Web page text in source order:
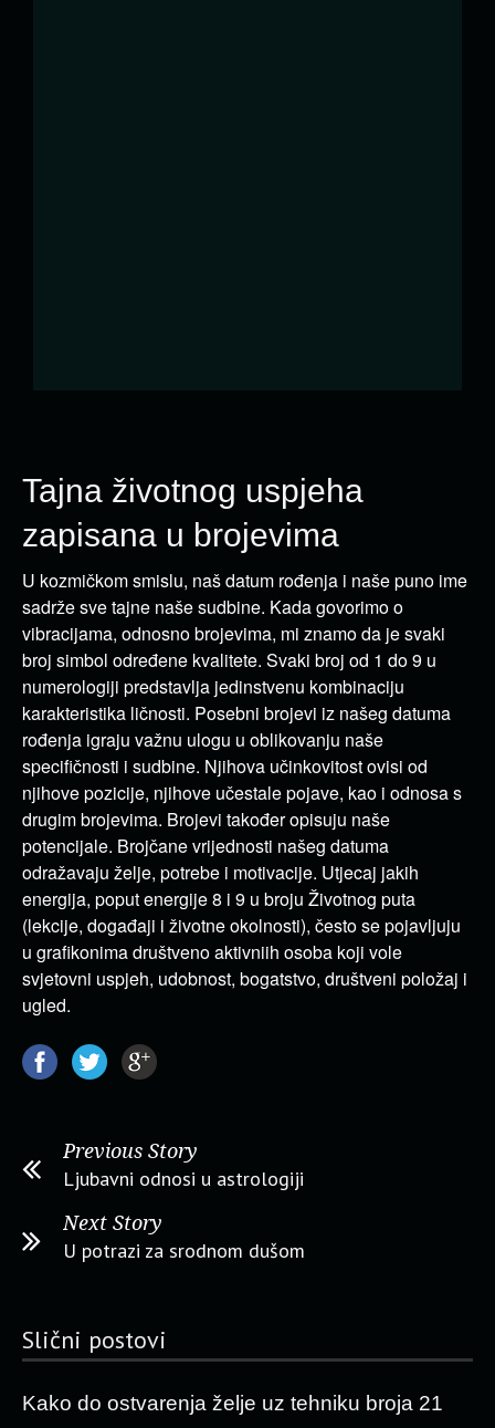
Tajna životnog uspjeha
zapisana u brojevima
U kozmičkom smislu, naš datum rođenja i naše puno ime
sadrže sve tajne naše sudbine. Kada govorimo o
vibracijama, odnosno brojevima, mi znamo da je svaki
broj simbol određene kvalitete. Svaki broj od 1 do 9 u
numerologiji predstavlja jedinstvenu kombinaciju
karakteristika ličnosti. Posebni brojevi iz našeg datuma
rođenja igraju važnu ulogu u oblikovanju naše
specifičnosti i sudbine. Njihova učinkovitost ovisi od
njihove pozicije, njihove učestale pojave, kao i odnosa s
drugim brojevima. Brojevi također opisuju naše
potencijale. Brojčane vrijednosti našeg datuma
odražavaju želje, potrebe i motivacije. Utjecaj jakih
energija, poput energije 8 i 9 u broju Životnog puta
(lekcije, događaji i životne okolnosti), često se pojavljuju
u grafikonima društveno aktivniih osoba koji vole
svjetovni uspjeh, udobnost, bogatstvo, društveni položaj i
ugled.
Previous Story
Ljubavni odnosi u astrologiji
Next Story
U potrazi za srodnom dušom
Slični postovi
Kako do ostvarenja želje uz tehniku broja 21